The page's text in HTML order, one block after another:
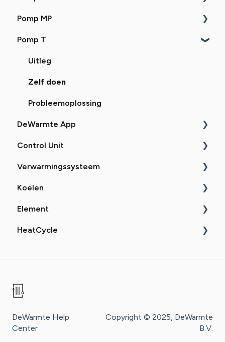
Zelf doen
Probleemoplossing
Uitleg
Zelf doen
Probleemoplossing
Pomp MP
Uitleg
Zelf doen
Probleemoplossing
Pomp T
Uitleg
Zelf doen
Probleemoplossing
DeWarmte App
Uitleg
Zelf doen
Probleemoplossing
Control Unit
Uitleg
Zelf doen
Probleemoplossing
Verwarmingssysteem
Uitleg
Zelf doen
Koelen
Uitleg
Probleemoplossing
Element
Uitleg
HeatCycle
DeWarmte Help
Center
Copyright © 2025, DeWarmte
B.V.